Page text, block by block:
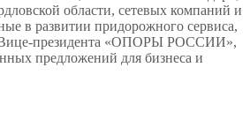
области, сетевых компаний и
в развитии придорожного сервиса,
президента «ОПОРЫ РОССИИ»,
предложений для бизнеса и